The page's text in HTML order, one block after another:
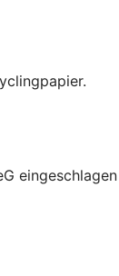
eingeschlagen